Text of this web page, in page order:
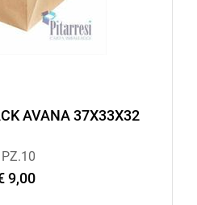
AVANA 37X33X32
PZ.10
9,00